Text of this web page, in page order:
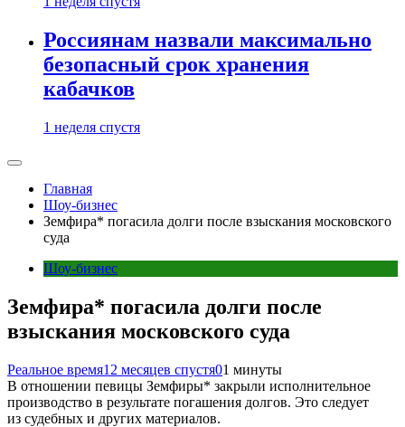
Россиянам назвали максимально
безопасный срок хранения
кабачков
1 неделя спустя
Главная
Шоу-бизнес
Земфира* погасила долги после взыскания московского
суда
Шоу-бизнес
Земфира* погасила долги после
взыскания московского суда
Реальное время12 месяцев спустя01 минуты
В отношении певицы Земфиры* закрыли исполнительное
производство в результате погашения долгов. Это следует
из судебных и других материалов.